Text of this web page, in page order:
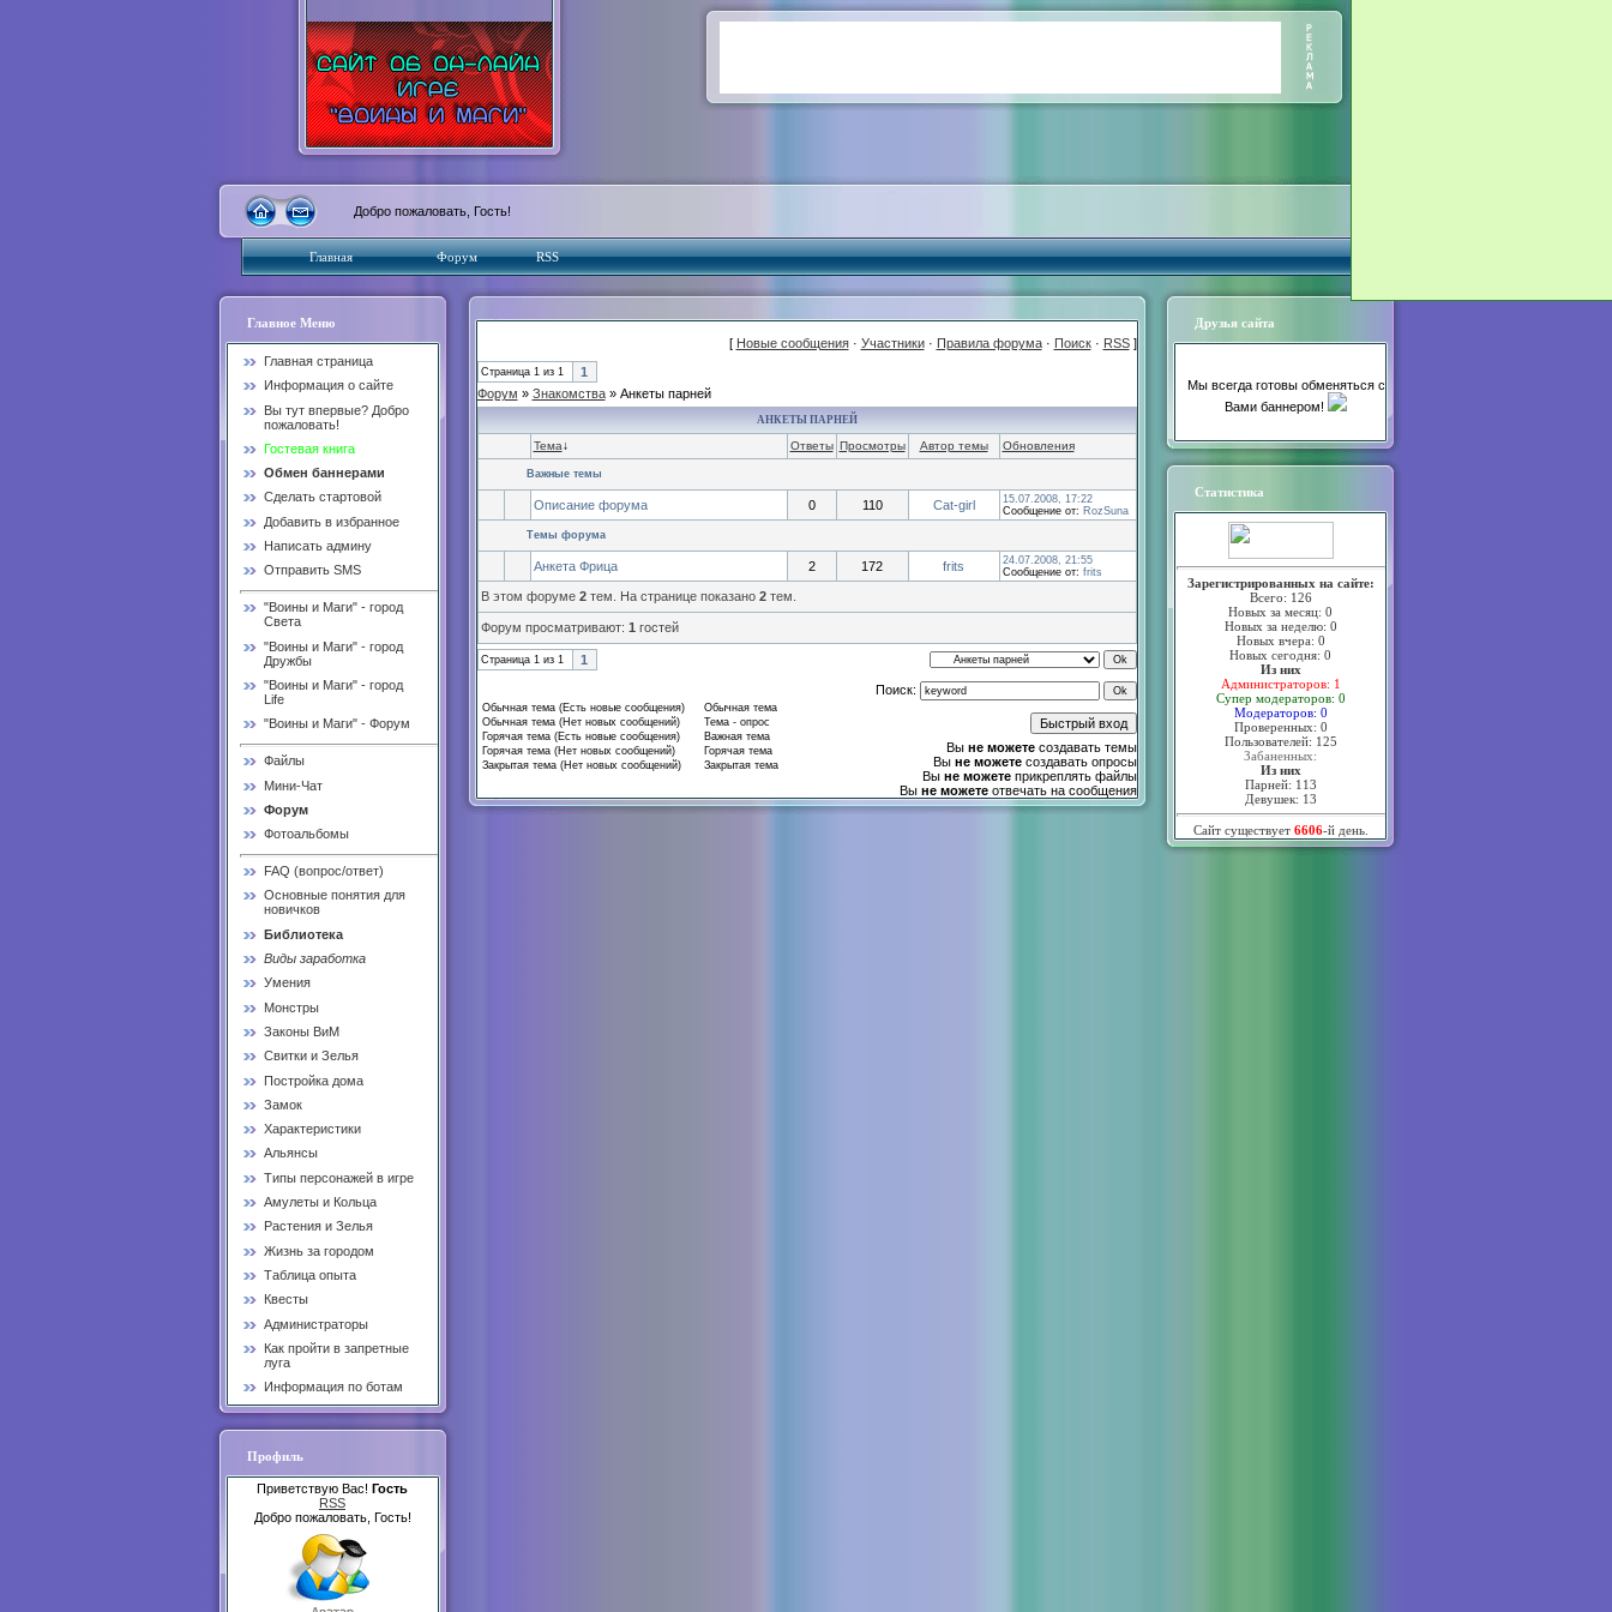
Добро пожаловать, Гость!
Главная Форум RSS
Главное Меню
Главная страница
Информация о сайте
Вы тут впервые? Добро
пожаловать!
Гостевая книга
Обмен баннерами
Сделать стартовой
Добавить в избранное
Написать админу
Отправить SMS
"Воины и Маги" - город
Света
"Воины и Маги" - город
Дружбы
"Воины и Маги" - город
Life
"Воины и Маги" - Форум
Файлы
Мини-Чат
Форум
Фотоальбомы
FAQ (вопрос/ответ)
Основные понятия для
новичков
Библиотека
Виды заработка
Умения
Монстры
Законы ВиМ
Свитки и Зелья
Постройка дома
Замок
Характеристики
Альянсы
Типы персонажей в игре
Амулеты и Кольца
Растения и Зелья
Жизнь за городом
Таблица опыта
Квесты
Администраторы
Как пройти в запретные
луга
Информация по ботам
Профиль
Приветствую Вас! Гость
RSS
Добро пожаловать, Гость!
[ Новые сообщения· Участники· Правила форума· Поиск· RSS]
Страница 1из 1
1
Форум » Знакомства» Анкеты парней
АНКЕТЫ ПАРНЕЙ
Тема↓ Ответы Просмотры Автор темы Обновления
Важные темы
Описание форума 0 110 Cat-girl
15.07.2008, 17:22
Сообщение от: RozSuna
Темы форума
Анкета Фрица 2 172 frits
24.07.2008, 21:55
Сообщение от: frits
В этом форуме 2тем. На странице показано 2тем.
Форум просматривают: 1 гостей
Страница 1из 1 1
Обычная тема (Есть новые сообщения)
Обычная тема
Обычная тема (Нет новых сообщений)
Тема - опрос
Горячая тема (Есть новые сообщения)
Важная тема
Горячая тема (Нет новых сообщений)
Горячая тема
Закрытая тема (Нет новых сообщений)
Закрытая тема
Поиск:
Вы не можетесоздавать темы
Вы не можетесоздавать опросы
Вы не можетеприкреплять файлы
Вы не можетеотвечать на сообщения
Друзья сайта
Мы всегда готовы обменяться с
Вами баннером!
Статистика
Зарегистрированных на сайте:
Всего: 126
Новых за месяц: 0
Новых за неделю: 0
Новых вчера: 0
Новых сегодня: 0
Из них
Администраторов: 1
Супер модераторов: 0
Модераторов: 0
Проверенных: 0
Пользователей: 125
Забаненных:
Из них
Парней: 113
Девушек: 13
Сайт существует 6606-й день.